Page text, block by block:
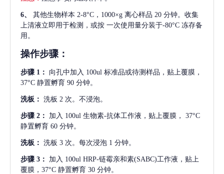
6、 其他生物样本 2-8°C，1000×g 离心样品 20 分钟。收集
上清液立即用于检测，或按 一次使用量分装于-80°C 冻存备
用。
操作步骤：
步骤 1： 向孔中加入 100ul 标准品或待测样品，贴上覆膜，
37°C 静置孵育 90 分钟。
洗板： 洗板 2 次。不浸泡。
步骤 2： 加入 100ul 生物素-抗体工作液，贴上覆膜， 37°C
静置孵育 60 分钟。
洗板： 洗板 3 次。每次浸泡 1 分钟。
步骤 3： 加入 100ul HRP-链霉亲和素(SABC)工作液，贴上
覆膜，37°C 静置孵育 30 分钟。